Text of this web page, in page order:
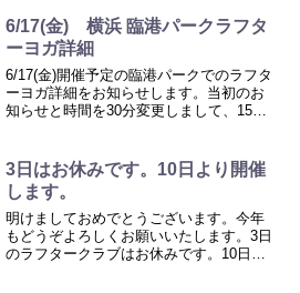
6/17(金) 横浜 臨港パークラフタ
ーヨガ詳細
6/17(金)開催予定の臨港パークでのラフタ
ーヨガ詳細をお知らせします。当初のお
知らせと時間を30分変更しまして、15時
20『臨港パークふれあいショップみな
と』で待ち...
3日はお休みです。10日より開催
します。
明けましておめでとうございます。今年
もどうぞよろしくお願いいたします。3日
のラフタークラブはお休みです。10日よ